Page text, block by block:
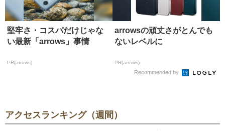
堅牢さ・コスパだけじゃな
い最新「arrows」事情
PR(arrows)
arrowsの頑丈さがとんでも
ないレベルに
PR(arrows)
Recommended by
アクセスランキング（週間）